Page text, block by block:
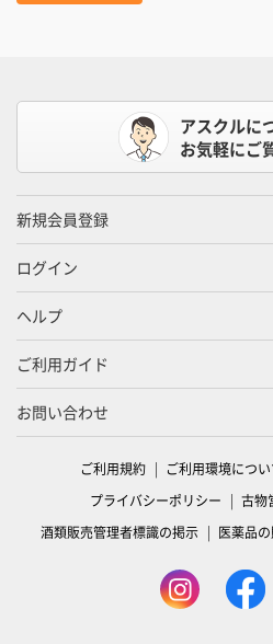
アスクルに
お気軽にご
新規会員登録
ログイン
ヘルプ
ご利用ガイド
お問い合わせ
ご利用規約 ご利用環境につ
プライバシーポリシー
古物
酒類販売管理者標識の掲示
医薬品